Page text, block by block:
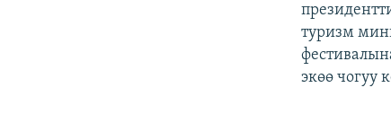
туризм
экөө чогуу